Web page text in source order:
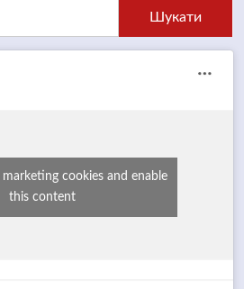
cookies and enable
this content